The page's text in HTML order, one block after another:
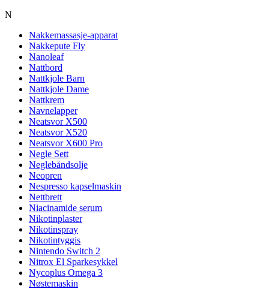
N
Nakkemassasje-apparat
Nakkepute Fly
Nanoleaf
Nattbord
Nattkjole Barn
Nattkjole Dame
Nattkrem
Navnelapper
Neatsvor X500
Neatsvor X520
Neatsvor X600 Pro
Negle Sett
Neglebåndsolje
Neopren
Nespresso kapselmaskin
Nettbrett
Niacinamide serum
Nikotinplaster
Nikotinspray
Nikotintyggis
Nintendo Switch 2
Nitrox El Sparkesykkel
Nycoplus Omega 3
Nøstemaskin